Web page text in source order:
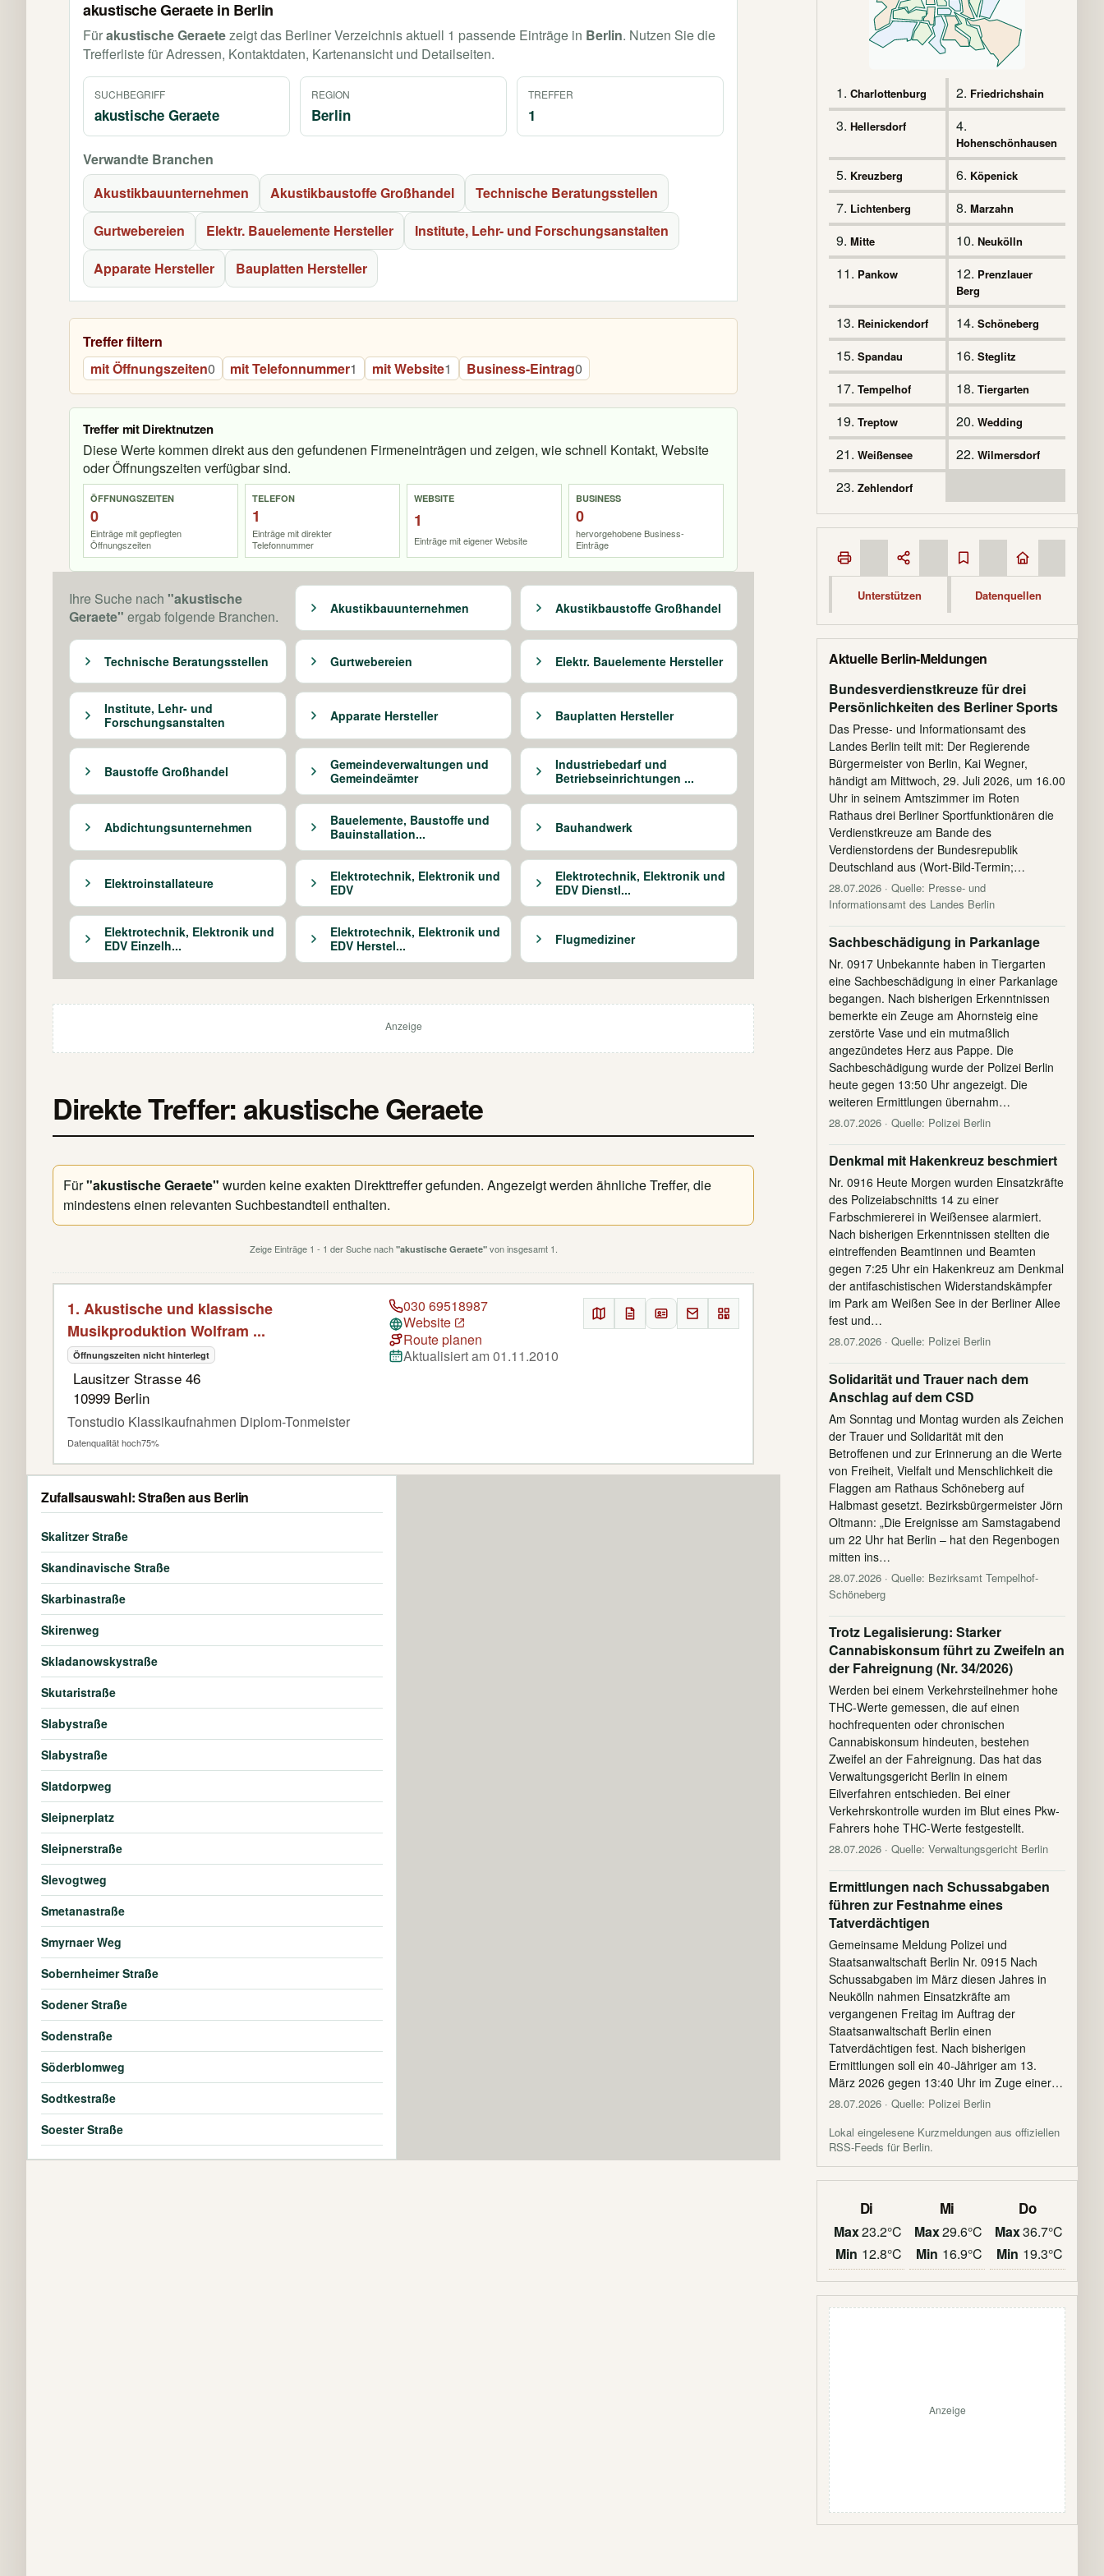
1. Charlottenburg 2. Friedrichshain
3. Hellersdorf 4.
Hohenschönhausen
5. Kreuzberg 6. Köpenick
7. Lichtenberg 8. Marzahn
9. Mitte 10. Neukölln
11. Pankow 12. Prenzlauer
Berg
13. Reinickendorf 14. Schöneberg
15. Spandau 16. Steglitz
17. Tempelhof 18. Tiergarten
19. Treptow 20. Wedding
21. Weißensee 22. Wilmersdorf
23. Zehlendorf
Unterstützen Datenquellen
Aktuelle Berlin-Meldungen
Bundesverdienstkreuze für drei
Persönlichkeiten des Berliner Sports
Das Presse- und Informationsamt des
Landes Berlin teilt mit: Der Regierende
Bürgermeister von Berlin, Kai Wegner,
händigt am Mittwoch, 29. Juli 2026, um 16.00
Uhr in seinem Amtszimmer im Roten
Rathaus drei Berliner Sportfunktionären die
Verdienstkreuze am Bande des
Verdienstordens der Bundesrepublik
Deutschland aus (Wort-Bild-Termin;…
28.07.2026 · Quelle: Presse- und
Informationsamt des Landes Berlin
Sachbeschädigung in Parkanlage
Nr. 0917 Unbekannte haben in Tiergarten
eine Sachbeschädigung in einer Parkanlage
begangen. Nach bisherigen Erkenntnissen
bemerkte ein Zeuge am Ahornsteig eine
zerstörte Vase und ein mutmaßlich
angezündetes Herz aus Pappe. Die
Sachbeschädigung wurde der Polizei Berlin
heute gegen 13:50 Uhr angezeigt. Die
weiteren Ermittlungen übernahm…
28.07.2026 · Quelle: Polizei Berlin
Denkmal mit Hakenkreuz beschmiert
Nr. 0916 Heute Morgen wurden Einsatzkräfte
des Polizeiabschnitts 14 zu einer
Farbschmiererei in Weißensee alarmiert.
Nach bisherigen Erkenntnissen stellten die
eintreffenden Beamtinnen und Beamten
gegen 7:25 Uhr ein Hakenkreuz am Denkmal
der antifaschistischen Widerstandskämpfer
im Park am Weißen See in der Berliner Allee
fest und…
28.07.2026 · Quelle: Polizei Berlin
Solidarität und Trauer nach dem
Anschlag auf dem CSD
Am Sonntag und Montag wurden als Zeichen
der Trauer und Solidarität mit den
Betroffenen und zur Erinnerung an die Werte
von Freiheit, Vielfalt und Menschlichkeit die
Flaggen am Rathaus Schöneberg auf
Halbmast gesetzt. Bezirksbürgermeister Jörn
Oltmann: „Die Ereignisse am Samstagabend
um 22 Uhr hat Berlin – hat den Regenbogen
mitten ins…
28.07.2026 · Quelle: Bezirksamt Tempelhof-
Schöneberg
Trotz Legalisierung: Starker
Cannabiskonsum führt zu Zweifeln an
der Fahreignung (Nr. 34/2026)
Werden bei einem Verkehrsteilnehmer hohe
THC-Werte gemessen, die auf einen
hochfrequenten oder chronischen
Cannabiskonsum hindeuten, bestehen
Zweifel an der Fahreignung. Das hat das
Verwaltungsgericht Berlin in einem
Eilverfahren entschieden. Bei einer
Verkehrskontrolle wurden im Blut eines Pkw-
Fahrers hohe THC-Werte festgestellt.
28.07.2026 · Quelle: Verwaltungsgericht Berlin
Ermittlungen nach Schussabgaben
führen zur Festnahme eines
Tatverdächtigen
Gemeinsame Meldung Polizei und
Staatsanwaltschaft Berlin Nr. 0915 Nach
Schussabgaben im März diesen Jahres in
Neukölln nahmen Einsatzkräfte am
vergangenen Freitag im Auftrag der
Staatsanwaltschaft Berlin einen
Tatverdächtigen fest. Nach bisherigen
Ermittlungen soll ein 40-Jähriger am 13.
März 2026 gegen 13:40 Uhr im Zuge einer…
28.07.2026 · Quelle: Polizei Berlin
Lokal eingelesene Kurzmeldungen aus offiziellen
RSS-Feeds für Berlin.
Di
Max23.2°C
Min 12.8°C
Mi
Max29.6°C
Min 16.9°C
Do
Max36.7°C
Min 19.3°C
Anzeige
akustische Geraete in Berlin
Fürakustische Geraetezeigt das Berliner Verzeichnis aktuell 1 passende Einträge in Berlin. Nutzen Sie die
Trefferliste für Adressen, Kontaktdaten, Kartenansicht und Detailseiten.
SUCHBEGRIFF
akustische Geraete
REGION
Berlin
TREFFER
1
Verwandte Branchen
Akustikbauunternehmen
Akustikbaustoffe Großhandel
Technische Beratungsstellen
Gurtwebereien
Elektr. Bauelemente Hersteller
Institute, Lehr- und Forschungsanstalten
Apparate Hersteller
Bauplatten Hersteller
Treffer filtern
mit Öffnungszeiten0 mit Telefonnummer1 mit Website1 Business-Eintrag0
Treffer mit Direktnutzen
Diese Werte kommen direkt aus den gefundenen Firmeneinträgen und zeigen, wie schnell Kontakt, Website
oder Öffnungszeiten verfügbar sind.
ÖFFNUNGSZEITEN
0
Einträge mit gepflegten
Öffnungszeiten
TELEFON
1
Einträge mit direkter
Telefonnummer
WEBSITE
1
Einträge mit eigener Website
BUSINESS
0
hervorgehobene Business-
Einträge
Ihre Suche nach "akustische
Geraete" ergab folgende Branchen. Akustikbauunternehmen Akustikbaustoffe Großhandel
Technische Beratungsstellen Gurtwebereien Elektr. Bauelemente Hersteller
Institute, Lehr- und
Forschungsanstalten
Apparate Hersteller Bauplatten Hersteller
Baustoffe Großhandel
Gemeindeverwaltungen und
Gemeindeämter
Industriebedarf und
Betriebseinrichtungen ...
Abdichtungsunternehmen
Bauelemente, Baustoffe und
Bauinstallation...
Bauhandwerk
Elektroinstallateure
Elektrotechnik, Elektronik und
EDV
Elektrotechnik, Elektronik und
EDV Dienstl...
Elektrotechnik, Elektronik und
EDV Einzelh...
Elektrotechnik, Elektronik und
EDV Herstel...
Flugmediziner
Anzeige
Direkte Treffer: akustische Geraete
Für"akustische Geraete" wurden keine exakten Direkttreffer gefunden. Angezeigt werden ähnliche Treffer, die
mindestens einen relevanten Suchbestandteil enthalten.
Zeige Einträge 1 - 1 der Suche nach "akustische Geraete"von insgesamt 1.
1. Akustische und klassische
Musikproduktion Wolfram ...
Öffnungszeiten nicht hinterlegt
Lausitzer Strasse 46
10999 Berlin
Tonstudio Klassikaufnahmen Diplom-Tonmeister
Datenqualität hoch75%
030 69518987
Website
Route planen
Aktualisiert am 01.11.2010
Zufallsauswahl: Straßen aus Berlin
Skalitzer Straße
Skandinavische Straße
Skarbinastraße
Skirenweg
Skladanowskystraße
Skutaristraße
Slabystraße
Slabystraße
Slatdorpweg
Sleipnerplatz
Sleipnerstraße
Slevogtweg
Smetanastraße
Smyrnaer Weg
Sobernheimer Straße
Sodener Straße
Sodenstraße
Söderblomweg
Sodtkestraße
Soester Straße